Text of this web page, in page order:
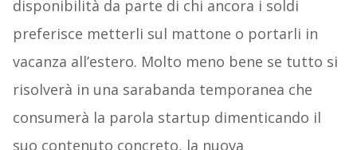
disponibilità da parte di chi ancora i soldi
preferisce metterli sul mattone o portarli in
vacanza all’estero. Molto meno bene se tutto si
risolverà in una sarabanda temporanea che
consumerà la parola startup dimenticando il
suo contenuto concreto, la nuova